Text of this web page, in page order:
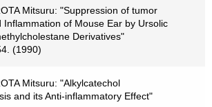
Mitsuru: "Suppression of tumor
Inflammation of Mouse Ear by Ursolic
Derivatives"
(1990)
Mitsuru: "Alkylcatechol
and its Anti-inflammatory Effect"